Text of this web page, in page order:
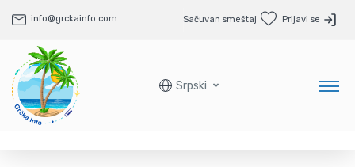
info@grckainfo.com Sačuvan smeštaj Prijavi se
Srpski